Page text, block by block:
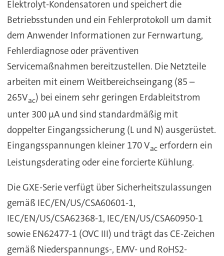
Elektrolyt-Kondensatoren und speichert die
Betriebsstunden und ein Fehlerprotokoll um damit
dem Anwender Informationen zur Fernwartung,
Fehlerdiagnose oder präventiven
Servicemaßnahmen bereitzustellen. Die Netzteile
arbeiten mit einem Weitbereichseingang (85 –
265Vac) bei einem sehr geringen Erdableitstrom
unter 300 µA und sind standardmäßig mit
doppelter Eingangssicherung (L und N) ausgerüstet.
Eingangsspannungen kleiner 170 Vacerfordern ein
Leistungsderating oder eine forcierte Kühlung.
Die GXE-Serie verfügt über Sicherheitszulassungen
gemäß IEC/EN/US/CSA60601-1,
IEC/EN/US/CSA62368-1, IEC/EN/US/CSA60950-1
sowie EN62477-1 (OVC III) und trägt das CE-Zeichen
gemäß Niederspannungs-, EMV- und RoHS2-